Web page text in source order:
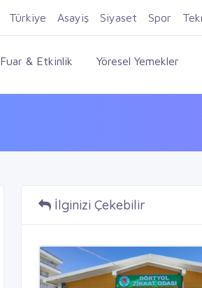
Firma Ekle
Fuar & Etkinlik Yöresel Yemekler
Türkiye Asayiş Siyaset Spor
İlginizi Çekebilir